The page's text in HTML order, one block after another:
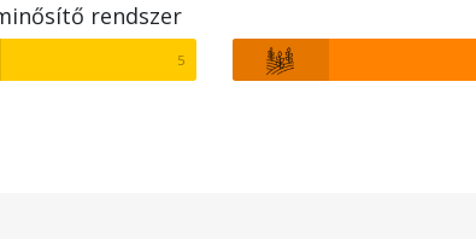
rendszer
5